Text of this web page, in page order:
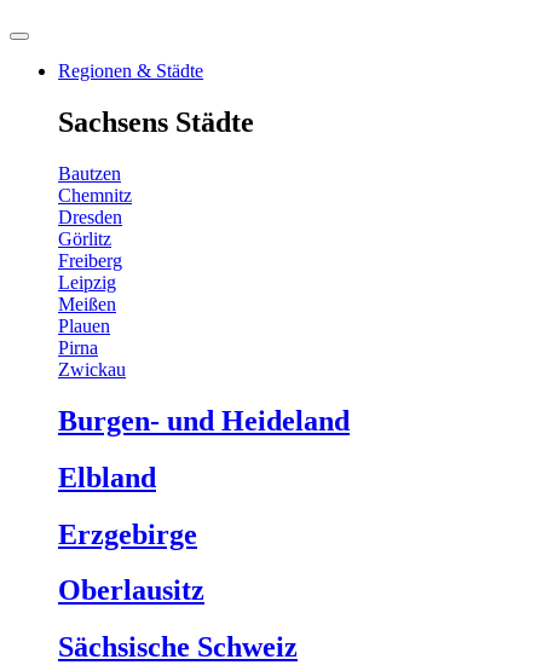
Regionen & Städte
Sachsens Städte
Bautzen
Chemnitz
Dresden
Görlitz
Freiberg
Leipzig
Meißen
Plauen
Pirna
Zwickau
Burgen- und Heideland
Elbland
Erzgebirge
Oberlausitz
Sächsische Schweiz